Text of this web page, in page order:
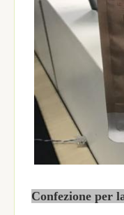
Confezione per